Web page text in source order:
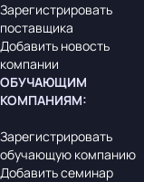
Зарегистрировать
поставщика
Добавить новость
компании
ОБУЧАЮЩИМ
КОМПАНИЯМ:
Зарегистрировать
обучающую компанию
Добавить семинар